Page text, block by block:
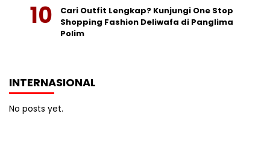
Cari Outfit Lengkap? Kunjungi One Stop
Shopping Fashion Deliwafa di Panglima
Polim
INTERNASIONAL
No posts yet.